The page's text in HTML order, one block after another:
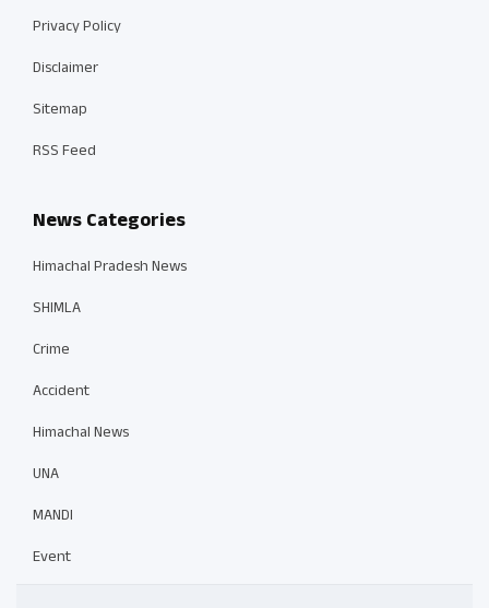
Privacy Policy
Disclaimer
Sitemap
RSS Feed
News Categories
Himachal Pradesh News
SHIMLA
Crime
Accident
Himachal News
UNA
MANDI
Event